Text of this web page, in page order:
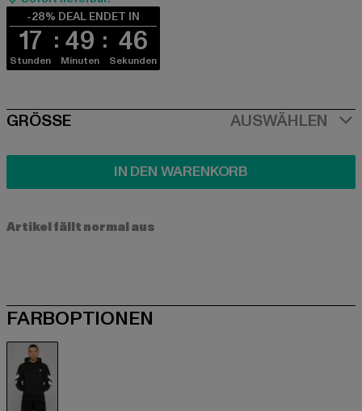
-28% DEAL ENDET IN
17
Stunden
49
Minuten
46
Sekunden
SIZE
GRÖSSE AUSWÄHLEN
IN DEN WARENKORB
Artikel fällt normal aus
FARBOPTIONEN